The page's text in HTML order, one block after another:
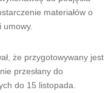
materiałów o
że przygotowywany jest
przesłany do
do 15 listopada.